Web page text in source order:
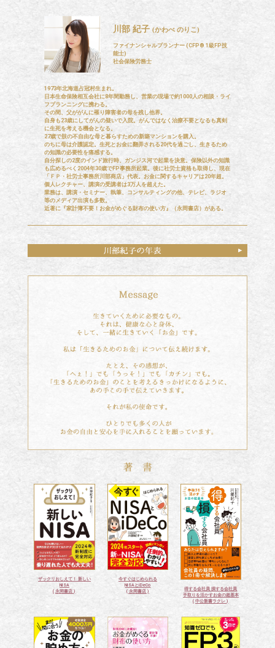
川部 紀子 (かわべ のりこ)
ファイナンシャルプランナー (CFP® 1級FP技
能士)
社会保険労務士
1973年北海道占冠村生まれ。
日本生命保険相互会社に8年間勤務し、営業の現場で約1000人の相談・ライ
フプランニングに携わる。
その間、父ががんに罹り障害者の母を残し他界。
自身も23歳にしてがんの疑いで入院。がんではなく治療不要となるも真剣
に生死を考える機会となる。
27歳で肢の不自由な母と暮らすための新築マンションを購入。
のちに母は介護認定。生死とお金に翻弄される20代を過ごし、生きるため
の知識の必要性を痛感する。
自分探しの2度のインド旅行時、ガンジス河で起業を決意。保険以外の知識
も広めるべく2004年30歳でFP事務所起業。後に社労士資格も取得し、現在
「ＦＰ・社労士事務所川部商店」代表。お金に関するキャリアは20年超。
個人レクチャー、講演の受講者は3万人を超えた。
業務は、講演・セミナー、執筆、コンサルティングの他、テレビ、ラジオ
等のメディア出演も多数。
近著に『家計簿不要！お金がめぐる財布の使い方』（永岡書店）がある。
ザックリおしえて！ 新しい
NISA
( 永岡書店 )
今すぐはじめられる
NISAとiDeCo
( 永岡書店 )
得する会社員 損する会社員
手取りを活かすお金の超基本
( 中公新書ラクレ )